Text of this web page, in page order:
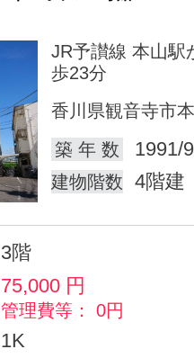
JR予讃線 本山駅
歩23分
香川県観音寺市
築 年 数
1991/
建物階数 4階建
3階
75,000 円
管理費等： 0円
1K